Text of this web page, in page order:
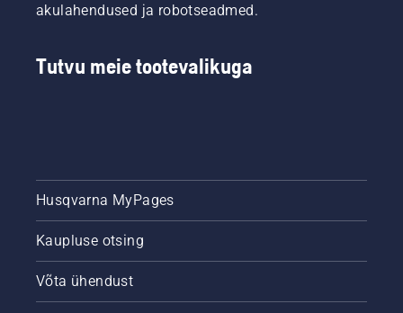
akulahendused ja robotseadmed.
Tutvu meie tootevalikuga
Husqvarna MyPages
Kaupluse otsing
Võta ühendust